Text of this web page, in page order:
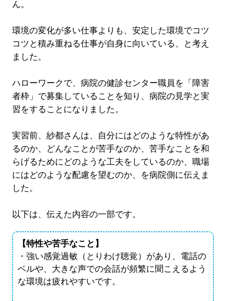
ん。
環境の変化が多い仕事よりも、安定した環境でコツ
コツと積み重ねる仕事が自身に向いている、と考え
ました。
ハローワークで、病院の健診センター職員を「障害
者枠」で募集していることを知り、病院の見学と実
習をすることになりました。
実習前、紗都さんは、自分にはどのような特性があ
るのか、どんなことが苦手なのか、苦手なことを和
らげるためにどのような工夫をしているのか、職場
にはどのような配慮を望むのか、を病院側に伝えま
した。
以下は、伝えた内容の一部です。
【特性や苦手なこと】
・強い感覚過敏（とりわけ聴覚）があり、電話の
ベルや、大きな声での会話が頻繁に聞こえるよう
な環境は疲れやすいです。